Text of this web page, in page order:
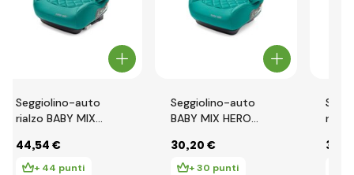
Seggiolino-auto
rialzo BABY MIX
SIZE smeraldo
44,54 €
+ 44 punti
Seggiolino-auto
BABY MIX HERO
30,20 €
+ 30 punti
30